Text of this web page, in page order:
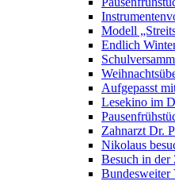
Modell
Endlich
Aufgepasst
Lesekino im
Zahnarzt Dr.
Nikolaus
Besuch in der
Bundesweiter